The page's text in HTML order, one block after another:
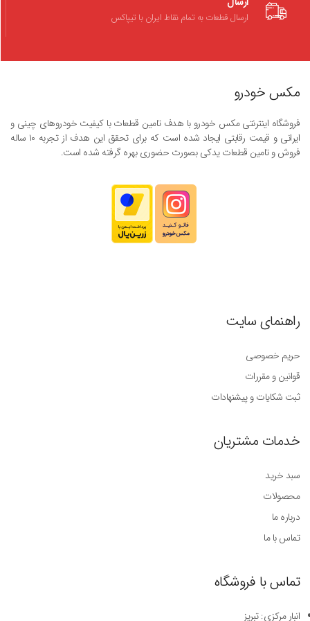
ارسال قطعات به تمام نقاط ایران با تیپاکس
مکس خودرو
فروشگاه اینترنتی مکس خودرو با هدف تامین قطعات با کیفیت خودروهای چینی و
ایرانی و قیمت رقابتی ایجاد شده است که برای تحقق این هدف از تجربه ۱۰ ساله
فروش و تامین قطعات یدکی بصورت حضوری بهره گرفته شده است.
راهنمای سایت
حریم خصوصی
قوانین و مقررات
ثبت شکایات و پیشنهادات
خدمات مشتریان
سبد خرید
محصولات
درباره ما
تماس با ما
تماس با فروشگاه
انبار مرکزی: تبریز